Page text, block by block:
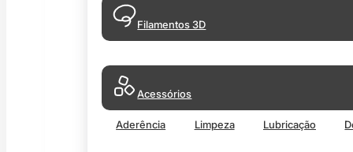
Filamentos 3D
Acessórios
Aderência Limpeza Lubricação